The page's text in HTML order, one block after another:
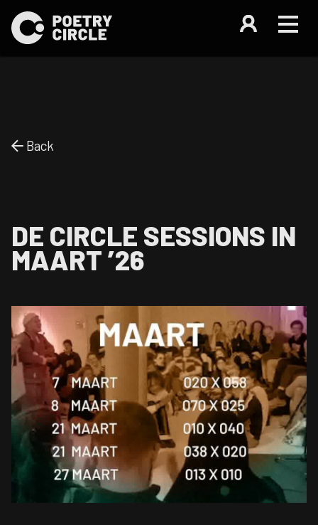
Back
DE CIRCLE SESSIONS IN
MAART ’26